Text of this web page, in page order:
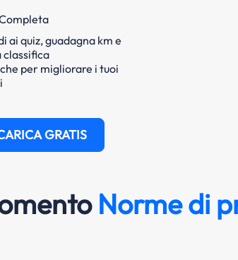
ai quiz, guadagna km e
classifica
per migliorare i tuoi
GRATIS
Norme di